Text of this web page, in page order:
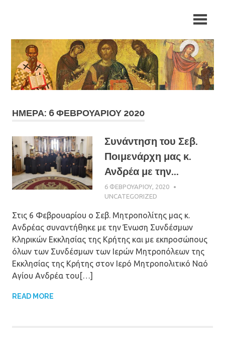
Μητρόπολη
Αρκαλοχωρίου,
Καστελλίου
και
Βιάννου
Καστελλίου
και
Βιάννου
ΗΜΈΡΑ: 6 ΦΕΒΡΟΥΑΡΊΟΥ 2020
Συνάντηση του Σεβ.
Ποιμενάρχη μας κ.
Ανδρέα με την...
6 ΦΕΒΡΟΥΑΡΊΟΥ, 2020
UNCATEGORIZED
Στις 6 Φεβρουαρίου ο Σεβ. Μητροπολίτης μας κ.
Ανδρέας συναντήθηκε με την Ένωση Συνδέσμων
Κληρικών Εκκλησίας της Κρήτης και με εκπροσώπους
όλων των Συνδέσμων των Ιερών Μητροπόλεων της
Εκκλησίας της Κρήτης στον Ιερό Μητροπολιτικό Ναό
Αγίου Ανδρέα του[…]
READ MORE